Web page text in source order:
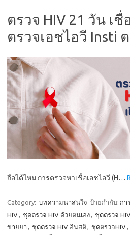
ตรวจ HIV 21 วัน เ
ตรวจเอชไอวี Insti
ถือได้ไหม การตรวจหาเชื้อเอชไอวี (H…
Category: บทความน่าสนใจ ป้ายกำกับ: กา
HIV, ชุดตรวจ HIV ด้วยตนเอง, ชุดตรวจ
ขายยา , ชุดตรวจ HIV อินสติ, ชุดตรวจHIV,